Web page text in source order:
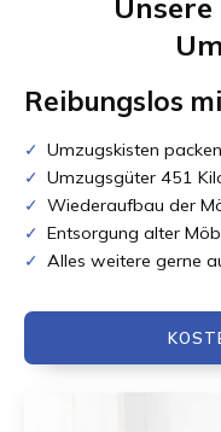
Reibungslos
Umzugskisten packen
Umzugsgüter 451
Wiederaufbau der
Entsorgung alter
Alles weitere gerne